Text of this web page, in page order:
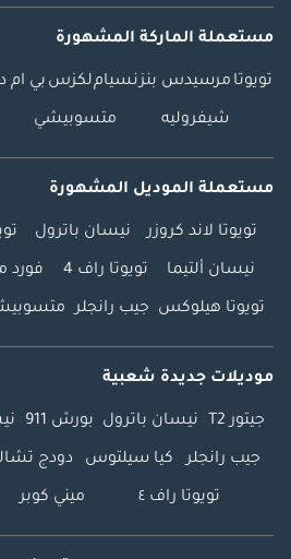
مستعملة الماركة المشهورة
تويوتا مرسيدس بنزنسياملكزس بي ام
شيفروليه متسوبيشي
مستعملة الموديل المشهورة
تويوتا لاند كروزر نيسان باترول
نيسان ألتيما تويوتا راف 4 فورد
تويوتا هيلوكس جيب رانجلر
موديلات جديدة شعبية
جيتور T2 نيسان باترول بورش 911
جيب رانجلر كيا سيلتوس دودج
تويوتا راف ٤ ميني كوبر